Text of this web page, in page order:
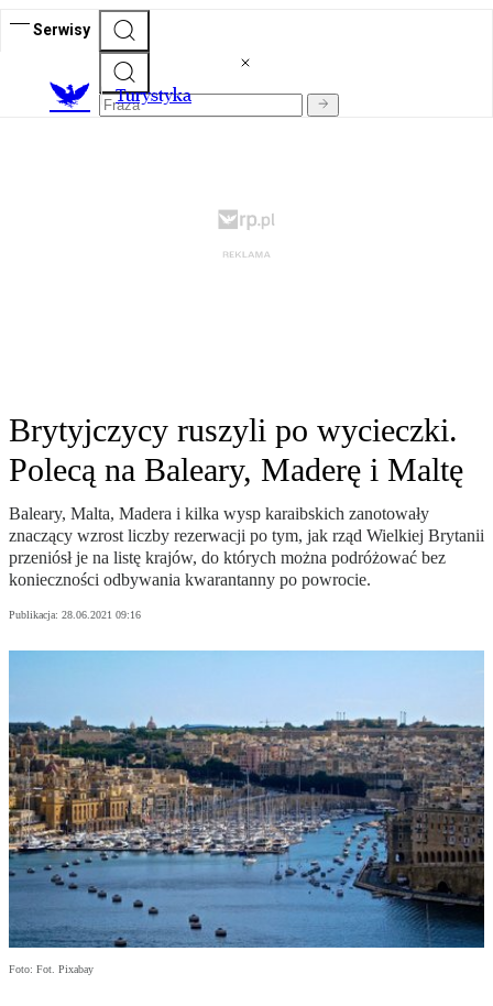
Serwisy
Turystyka
Brytyjczycy ruszyli po wycieczki.
Polecą na Baleary, Maderę i Maltę
Baleary, Malta, Madera i kilka wysp karaibskich zanotowały
znaczący wzrost liczby rezerwacji po tym, jak rząd Wielkiej Brytanii
przeniósł je na listę krajów, do których można podróżować bez
konieczności odbywania kwarantanny po powrocie.
Publikacja: 28.06.2021 09:16
Foto: Fot. Pixabay